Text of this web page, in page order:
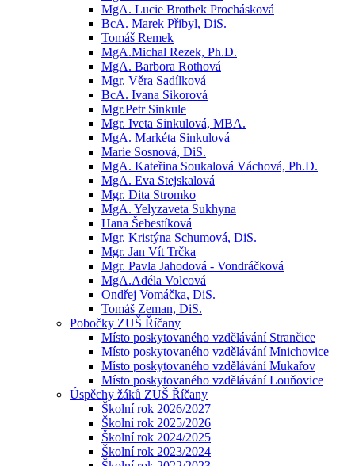
MgA. Lucie Brotbek Prochásková
BcA. Marek Přibyl, DiS.
Tomáš Remek
MgA.Michal Rezek, Ph.D.
MgA. Barbora Rothová
Mgr. Věra Sadílková
BcA. Ivana Sikorová
Mgr.Petr Sinkule
Mgr. Iveta Sinkulová, MBA.
MgA. Markéta Sinkulová
Marie Sosnová, DiS.
MgA. Kateřina Soukalová Váchová, Ph.D.
MgA. Eva Stejskalová
Mgr. Dita Stromko
MgA. Yelyzaveta Sukhyna
Hana Šebestíková
Mgr. Kristýna Schumová, DiS.
Mgr. Jan Vít Trčka
Mgr. Pavla Jahodová - Vondráčková
MgA.Adéla Volcová
Ondřej Vomáčka, DiS.
Tomáš Zeman, DiS.
Pobočky ZUŠ Říčany
Místo poskytovaného vzdělávání Strančice
Místo poskytovaného vzdělávání Mnichovice
Místo poskytovaného vzdělávání Mukařov
Místo poskytovaného vzdělávání Louňovice
Úspěchy žáků ZUŠ Říčany
Školní rok 2026/2027
Školní rok 2025/2026
Školní rok 2024/2025
Školní rok 2023/2024